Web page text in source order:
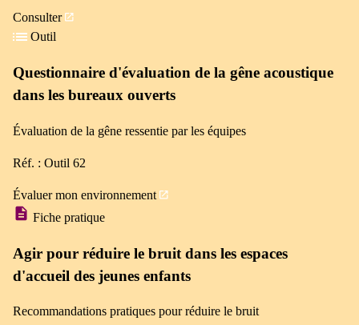
Consulter
Outil
Questionnaire d'évaluation de la gêne acoustique
dans les bureaux ouverts
Évaluation de la gêne ressentie par les équipes
Réf. : Outil 62
Évaluer mon environnement
Fiche pratique
Agir pour réduire le bruit dans les espaces
d'accueil des jeunes enfants
Recommandations pratiques pour réduire le bruit